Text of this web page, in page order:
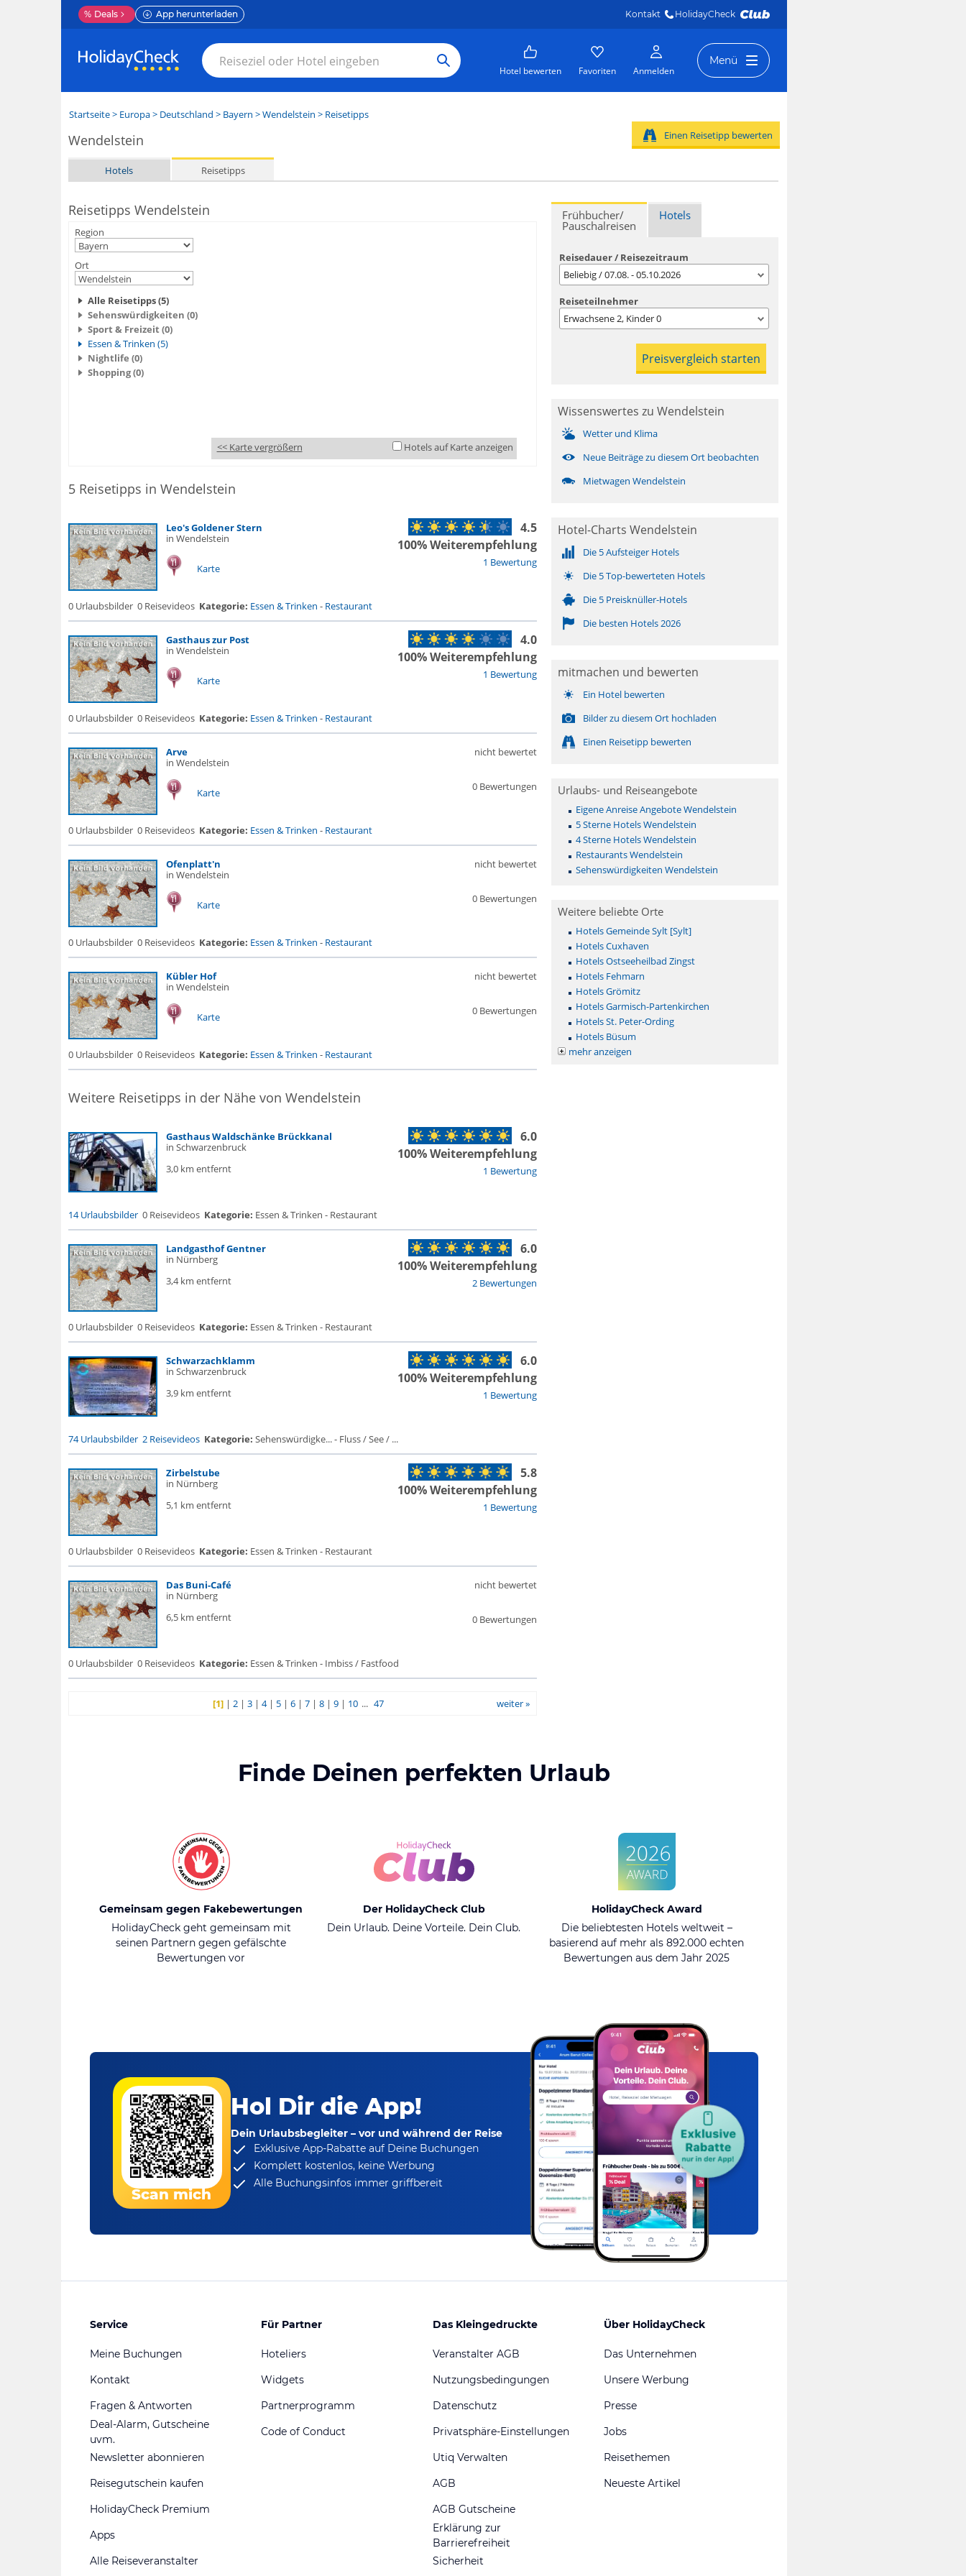
% Deals App herunterladen Kontakt HolidayCheck
Hotel bewerten Favoriten Anmelden
Menü
Startseite> Europa> Deutschland > Bayern >Wendelstein > Reisetipps
Wendelstein
Hotels Reisetipps
Einen Reisetipp bewerten
Reisetipps Wendelstein
Region
Ort
Alle Reisetipps (5)
Sehenswürdigkeiten (0)
Sport & Freizeit (0)
Essen & Trinken (5)
Nightlife (0)
Shopping (0)
<< Karte vergrößern Hotels auf Karte anzeigen
5 Reisetipps in Wendelstein
Leo's Goldener Stern
in Wendelstein
Karte 1 Bewertung
4.5
100% Weiterempfehlung
0 Urlaubsbilder 0 Reisevideos Kategorie: Essen & Trinken - Restaurant
Gasthaus zur Post
in Wendelstein
Karte 1 Bewertung
4.0
100% Weiterempfehlung
0 Urlaubsbilder 0 Reisevideos Kategorie: Essen & Trinken - Restaurant
Arve
in Wendelstein
Karte 0 Bewertungen
nicht bewertet
0 Urlaubsbilder 0 Reisevideos Kategorie: Essen & Trinken - Restaurant
Ofenplatt'n
in Wendelstein
Karte 0 Bewertungen
nicht bewertet
0 Urlaubsbilder 0 Reisevideos Kategorie: Essen & Trinken - Restaurant
Kübler Hof
in Wendelstein
Karte 0 Bewertungen
nicht bewertet
0 Urlaubsbilder 0 Reisevideos Kategorie: Essen & Trinken - Restaurant
Weitere Reisetipps in der Nähe von Wendelstein
Gasthaus Waldschänke Brückkanal
in Schwarzenbruck
3,0 km entfernt
1 Bewertung
6.0
100% Weiterempfehlung
14 Urlaubsbilder 0 Reisevideos Kategorie: Essen & Trinken - Restaurant
Landgasthof Gentner
in Nürnberg
3,4 km entfernt
2 Bewertungen
6.0
100% Weiterempfehlung
0 Urlaubsbilder 0 Reisevideos Kategorie: Essen & Trinken - Restaurant
Schwarzachklamm
in Schwarzenbruck
3,9 km entfernt
1 Bewertung
6.0
100% Weiterempfehlung
74 Urlaubsbilder 2 Reisevideos Kategorie: Sehenswürdigke... - Fluss / See / ...
Zirbelstube
in Nürnberg
5,1 km entfernt
1 Bewertung
5.8
100% Weiterempfehlung
0 Urlaubsbilder 0 Reisevideos Kategorie: Essen & Trinken - Restaurant
Das Buni-Café
in Nürnberg
6,5 km entfernt
0 Bewertungen
nicht bewertet
0 Urlaubsbilder 0 Reisevideos Kategorie: Essen & Trinken - Imbiss / Fastfood
[1] |2 |3 |4| 5 |6 |7 |8 |9 | 10 ... 47 weiter »
Frühbucher/
Pauschalreisen
Hotels
Reisedauer / Reisezeitraum
Beliebig / 07.08. - 05.10.2026
Reiseteilnehmer
Erwachsene2, Kinder0
Wissenswertes zu Wendelstein
Wetter und Klima
Neue Beiträge zu diesem Ort beobachten
Mietwagen Wendelstein
Hotel-Charts Wendelstein
Die 5 Aufsteiger Hotels
Die 5 Top-bewerteten Hotels
Die 5 Preisknüller-Hotels
Die besten Hotels 2026
mitmachen und bewerten
Ein Hotel bewerten
Bilder zu diesem Ort hochladen
Einen Reisetipp bewerten
Urlaubs- und Reiseangebote
Eigene Anreise Angebote Wendelstein
5 Sterne Hotels Wendelstein
4 Sterne Hotels Wendelstein
Restaurants Wendelstein
Sehenswürdigkeiten Wendelstein
Weitere beliebte Orte
Hotels Gemeinde Sylt [Sylt]
Hotels Cuxhaven
Hotels Ostseeheilbad Zingst
Hotels Fehmarn
Hotels Grömitz
Hotels Garmisch-Partenkirchen
Hotels St. Peter-Ording
Hotels Büsum
mehr anzeigen
Finde Deinen perfekten Urlaub
Gemeinsam gegen Fakebewertungen
HolidayCheck geht gemeinsam mit
seinen Partnern gegen gefälschte
Bewertungen vor
Der HolidayCheck Club
Dein Urlaub. Deine Vorteile. Dein Club.
HolidayCheck Award
Die beliebtesten Hotels weltweit –
basierend auf mehr als 892.000 echten
Bewertungen aus dem Jahr 2025
Scan mich
Hol Dir die App!
Dein Urlaubsbegleiter – vor und während der Reise
Exklusive App-Rabatteauf Deine Buchungen
Komplett kostenlos, keine Werbung
Alle Buchungsinfos immer griffbereit
Service
Meine Buchungen
Kontakt
Fragen & Antworten
Deal-Alarm, Gutscheine
uvm.
Newsletter abonnieren
Reisegutschein kaufen
HolidayCheck Premium
Apps
Alle Reiseveranstalter
Für Partner
Hoteliers
Widgets
Partnerprogramm
Code of Conduct
Das Kleingedruckte
Veranstalter AGB
Nutzungsbedingungen
Datenschutz
Privatsphäre-Einstellungen
Utiq Verwalten
AGB
AGB Gutscheine
Erklärung zur
Barrierefreiheit
Sicherheit
Über HolidayCheck
Das Unternehmen
Unsere Werbung
Presse
Jobs
Reisethemen
Neueste Artikel